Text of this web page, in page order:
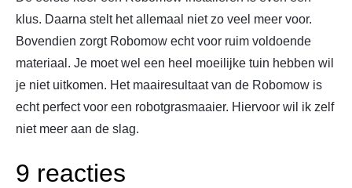
klus. Daarna stelt het allemaal niet zo veel meer voor.
Bovendien zorgt Robomow echt voor ruim voldoende
materiaal. Je moet wel een heel moeilijke tuin hebben wil
je niet uitkomen. Het maairesultaat van de Robomow is
echt perfect voor een robotgrasmaaier. Hiervoor wil ik zelf
niet meer aan de slag.
9 reacties